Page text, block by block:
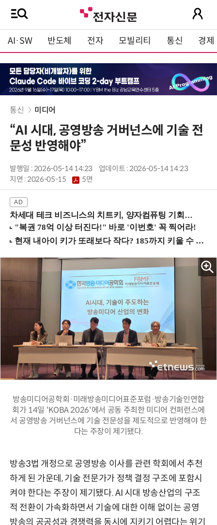
AI·SW 반도체 전자 모빌리티 통신 경제
통신 미디어
“AI 시대, 공영방송 거버넌스에 기술 전
문성 반영해야”
발행일 : 2026-05-14 14:23
업데이트 : 2026-05-14 14:23
지면 :2026-05-15 5면
차세대 테크 비즈니스의 치트키, 양자컴퓨팅 기회를 선점하라! (8/28 강남역)
방송미디어공학회·미래방송미디어표준포럼·방송기술인연합
회가 14일 'KOBA 2026'에서 공동 주최한 미디어 컨퍼런스에
서 공영방송 거버넌스에 기술 전문성을 제도적으로 반영해야 한
다는 주장이 제기됐다.
방송3법 개정으로 공영방송 이사를 관련 학회에서 추천
하게 된 가운데, 기술 전문가가 정책 결정 구조에 포함시
켜야 한다는 주장이 제기됐다. AI 시대 방송산업의 구조
적 전환이 가속화하면서 기술에 대한 이해 없이는 공영
방송의 공공성과 경쟁력을 동시에 지키기 어렵다는 위기